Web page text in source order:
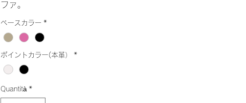
ファ。
光沢のあるファブリック調の生地が
ポイント。
肘置きの2本ラインは贅沢に本革を
使用しております。
※ベージュ・ローズ・ブラックそれ
ぞれ3色から、お選びいただける商
ベースカラー *
ポイントカラー(本革） *
Quantità *